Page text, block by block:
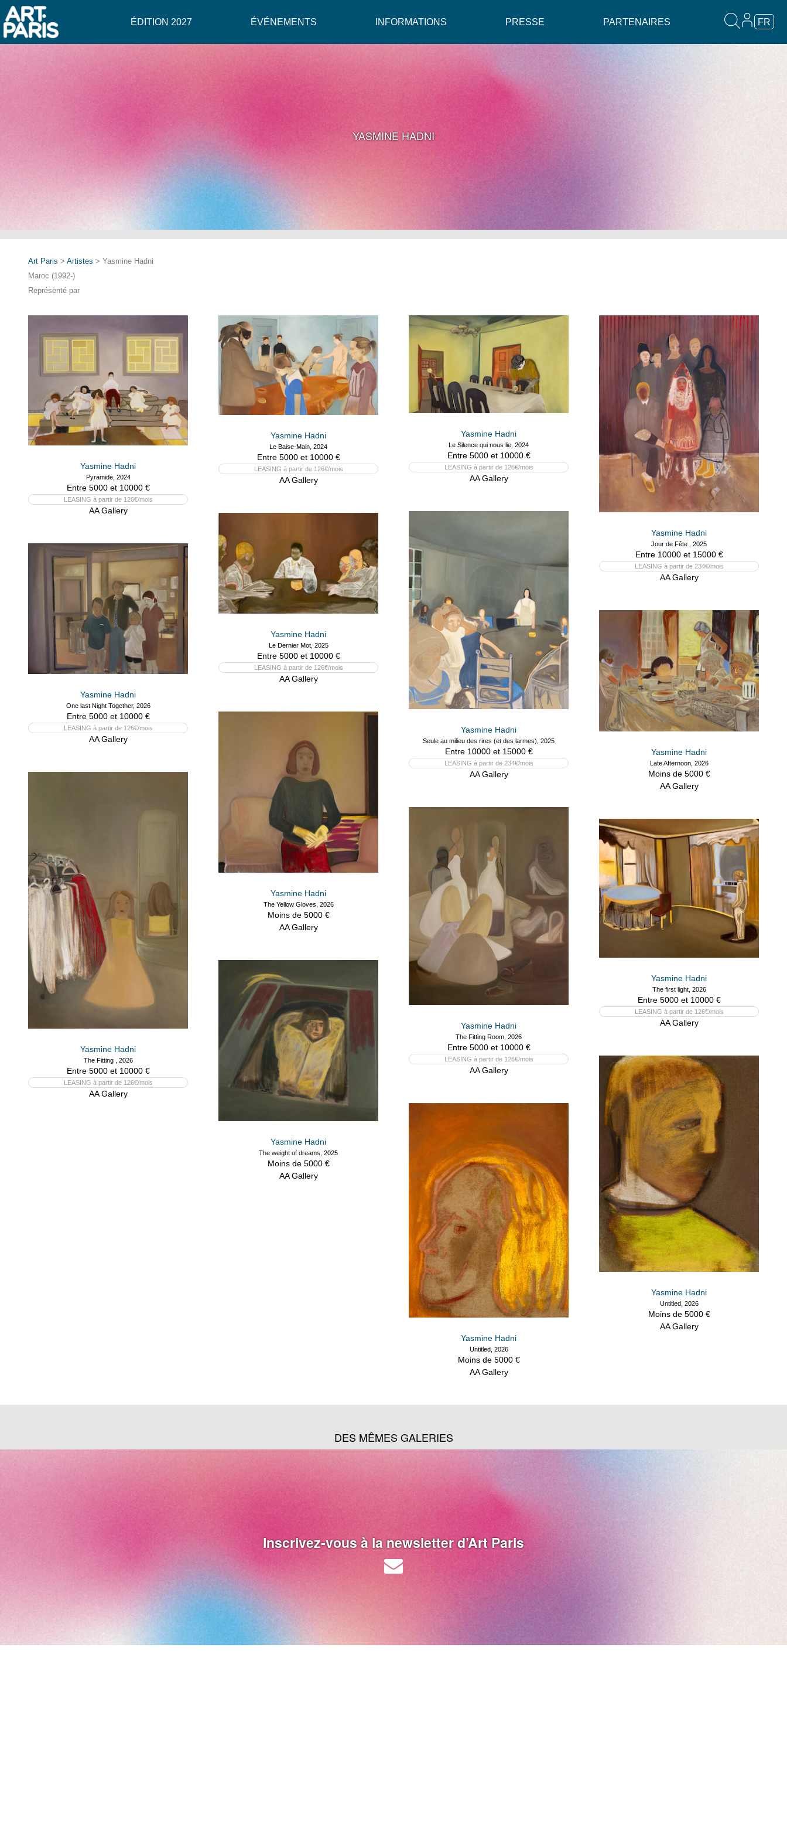
ÉDITION 2027 ÉVÉNEMENTS INFORMATIONS PRESSE PARTENAIRES FR
YASMINE HADNI
Art Paris > Artistes > Yasmine Hadni
Maroc (1992-)
Représenté par
Yasmine Hadni
Pyramide, 2024
Entre 5000 et 10000 €
LEASING à partir de 126€/mois
AA Gallery
Yasmine Hadni
Le Baise-Main, 2024
Entre 5000 et 10000 €
LEASING à partir de 126€/mois
AA Gallery
Yasmine Hadni
Le Silence qui nous lie, 2024
Entre 5000 et 10000 €
LEASING à partir de 126€/mois
AA Gallery
Yasmine Hadni
Jour de Fête , 2025
Entre 10000 et 15000 €
LEASING à partir de 234€/mois
AA Gallery
Yasmine Hadni
Seule au milieu des rires (et des larmes), 2025
Entre 10000 et 15000 €
LEASING à partir de 234€/mois
AA Gallery
Yasmine Hadni
Le Dernier Mot, 2025
Entre 5000 et 10000 €
LEASING à partir de 126€/mois
AA Gallery
Yasmine Hadni
One last Night Together, 2026
Entre 5000 et 10000 €
LEASING à partir de 126€/mois
AA Gallery
Yasmine Hadni
Late Afternoon, 2026
Moins de 5000 €
AA Gallery
Yasmine Hadni
The Yellow Gloves, 2026
Moins de 5000 €
AA Gallery
Yasmine Hadni
The Fitting , 2026
Entre 5000 et 10000 €
LEASING à partir de 126€/mois
AA Gallery
Yasmine Hadni
The Fitting Room, 2026
Entre 5000 et 10000 €
LEASING à partir de 126€/mois
AA Gallery
Yasmine Hadni
The first light, 2026
Entre 5000 et 10000 €
LEASING à partir de 126€/mois
AA Gallery
Yasmine Hadni
The weight of dreams, 2025
Moins de 5000 €
AA Gallery
Yasmine Hadni
Untitled, 2026
Moins de 5000 €
AA Gallery
Yasmine Hadni
Untitled, 2026
Moins de 5000 €
AA Gallery
DES MÊMES GALERIES
Inscrivez-vous à la newsletter d’Art Paris